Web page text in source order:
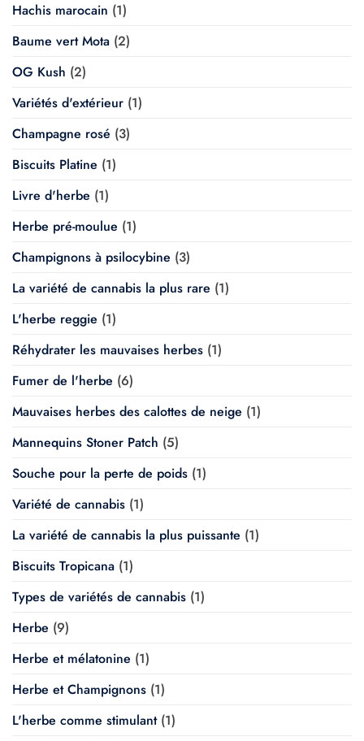
Hachis marocain (1)
Baume vert Mota (2)
OG Kush (2)
Variétés d'extérieur (1)
Champagne rosé (3)
Biscuits Platine (1)
Livre d'herbe (1)
Herbe pré-moulue (1)
Champignons à psilocybine (3)
La variété de cannabis la plus rare (1)
L'herbe reggie (1)
Réhydrater les mauvaises herbes (1)
Fumer de l'herbe (6)
Mauvaises herbes des calottes de neige (1)
Mannequins Stoner Patch (5)
Souche pour la perte de poids (1)
Variété de cannabis (1)
La variété de cannabis la plus puissante (1)
Biscuits Tropicana (1)
Types de variétés de cannabis (1)
Herbe (9)
Herbe et mélatonine (1)
Herbe et Champignons (1)
L'herbe comme stimulant(1)